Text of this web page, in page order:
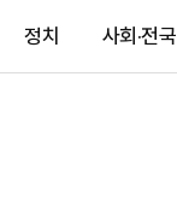
정치 사회·전국